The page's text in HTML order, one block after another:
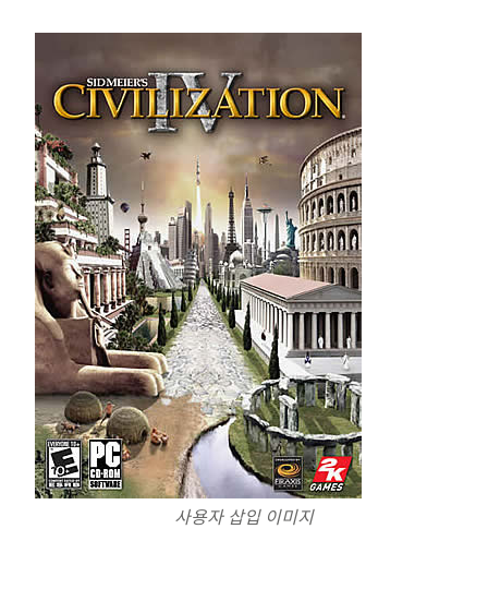
사용자 삽입 이미지